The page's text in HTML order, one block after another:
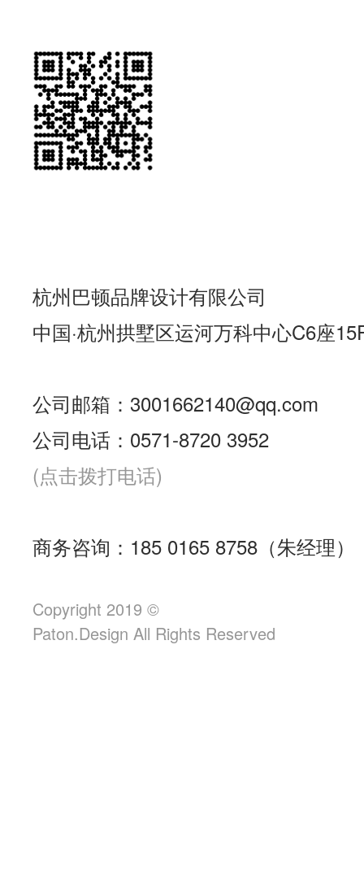
杭州巴顿品牌设计有限公司
中国·杭州拱墅区运河万科中心C6座
公司邮箱：3001662140@qq.com
公司电话：0571-8720 3952
(点击拨打电话)
商务咨询：185 0165 8758（朱经理）
Copyright 2019 ©
Paton.Design All Rights Reserved